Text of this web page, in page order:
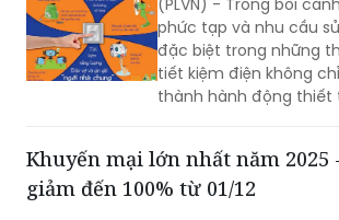
(PLVN) - Trong bối
phức tạp và nhu cầu
đặc biệt trong những
tiết kiệm điện không
thành hành động thiết
Khuyến mại lớn nhất năm 2025
giảm đến 100% từ 01/12